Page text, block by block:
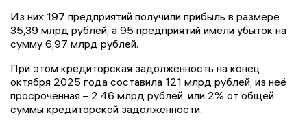
Из них 197 предприятий получили прибыль в размере
35,39 млрд рублей, а 95 предприятий имели убыток на
сумму 6,97 млрд рублей.
При этом кредиторская задолженность на конец
октября 2025 года составила 121 млрд рублей, из неё
просроченная – 2,46 млрд рублей, или 2% от общей
суммы кредиторской задолженности.